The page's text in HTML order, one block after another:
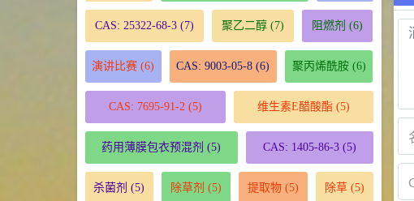
CAS: 25322-68-3(7) 聚乙二醇(7) 阻燃剂 (6)
演讲比赛 (6) CAS: 9003-05-8 (6) 聚丙烯酰胺(6)
CAS: 7695-91-2 (5) 维生素E醋酸酯(5)
药用薄膜包衣预混剂 (5) CAS: 1405-86-3(5)
杀菌剂 (5) 除草剂 (5) 提取物(5) 除草(5)